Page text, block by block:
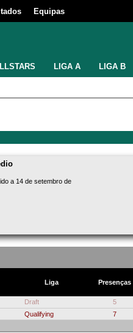
Equipas
LIGA A LIGA B
a 14 de setembro de
Liga Presenças
Draft
5
Qualifying
7